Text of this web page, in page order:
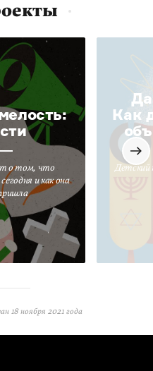
о том, что
и как она
Да
Как
Детский
18 ноября 2021 года